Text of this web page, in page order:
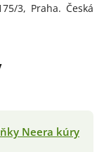
3, Praha. Česká
Neera kúry